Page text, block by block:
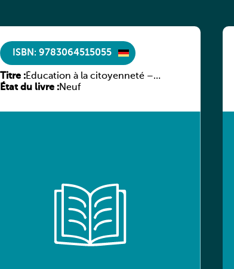
ISBN: 9783064515055
Titre :Éducation à la citoyenneté –
Schülerbuch – Neue deutsche
État du livre :Neuf